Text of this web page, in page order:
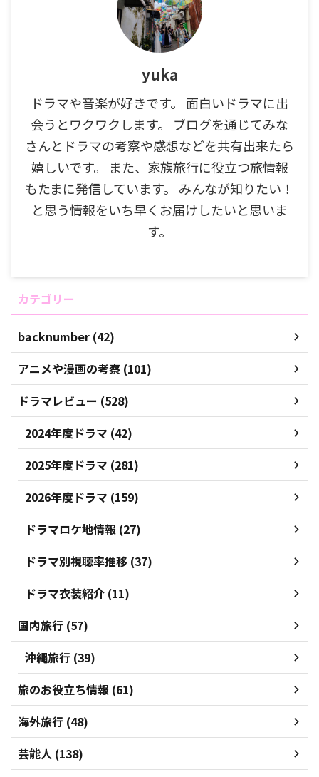
yuka
ドラマや音楽が好きです。 面白いドラマに出
会うとワクワクします。 ブログを通じてみな
さんとドラマの考察や感想などを共有出来たら
嬉しいです。 また、家族旅行に役立つ旅情報
もたまに発信しています。 みんなが知りたい！
と思う情報をいち早くお届けしたいと思いま
す。
カテゴリー
backnumber (42)
アニメや漫画の考察 (101)
ドラマレビュー (528)
2024年度ドラマ (42)
2025年度ドラマ (281)
2026年度ドラマ (159)
ドラマロケ地情報 (27)
ドラマ別視聴率推移 (37)
ドラマ衣装紹介 (11)
国内旅行 (57)
沖縄旅行 (39)
旅のお役立ち情報 (61)
海外旅行 (48)
芸能人 (138)